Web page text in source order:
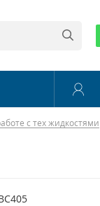
с тех жидкостями